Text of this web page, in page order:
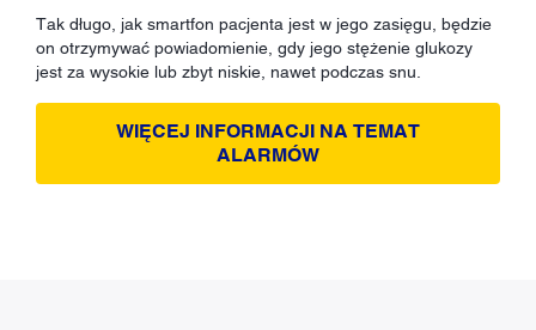
Tak długo, jak smartfon pacjenta jest w jego zasięgu, będzie
on otrzymywać powiadomienie, gdy jego stężenie glukozy
jest za wysokie lub zbyt niskie, nawet podczas snu.
WIĘCEJ INFORMACJI NA TEMAT
ALARMÓW